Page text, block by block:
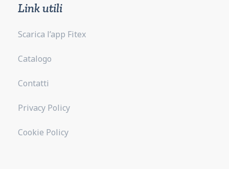
Link utili
Scarica l’app Fitex
Catalogo
Contatti
Privacy Policy
Cookie Policy